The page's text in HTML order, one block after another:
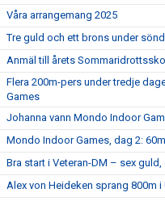
Våra arrangemang 2025
Tre guld och ett brons under
Anmäl till årets
Flera 200m-pers under tredje
Games
Johanna vann Mondo Indoor
Mondo Indoor Games, dag 2:
Bra start i Veteran-DM – sex
Alex von Heideken sprang 800m i